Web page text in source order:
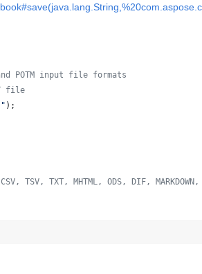
POTM input file formats
file
);
TSV, TXT, MHTML, ODS, DIF,